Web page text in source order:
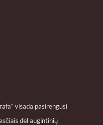
visada pasirengusi
dėl augintinių